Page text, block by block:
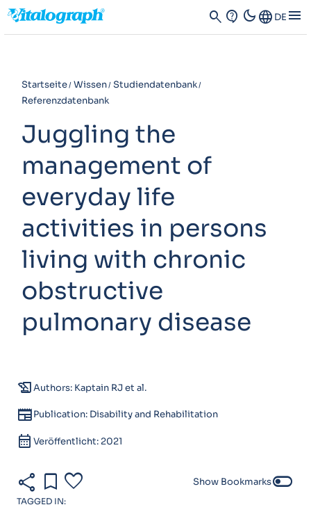
search contact_support dark_modeLanguage DE menu
Startseite Wissen Studiendatenbank
Referenzdatenbank
Juggling the
management of
everyday life
activities in persons
living with chronic
obstructive
pulmonary disease
history_eduAuthors: Kaptain RJ et al.
newspaperPublication: Disability and Rehabilitation
calendar_month Veröffentlicht: 2021
share bookmark favorite Show Bookmarkstoggle_off
TAGGED IN: